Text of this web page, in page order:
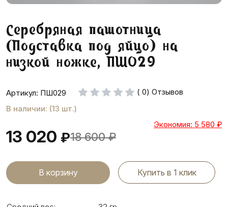
Серебряная пашотница
(Подставка под яйцо) на
низкой ножке, ПШ029
Артикул: ПШ029
( 0) Отзывов
В наличии: (13 шт.)
13 020 ₽18 600 ₽
Экономия: 5 580 ₽
Купить в 1 клик